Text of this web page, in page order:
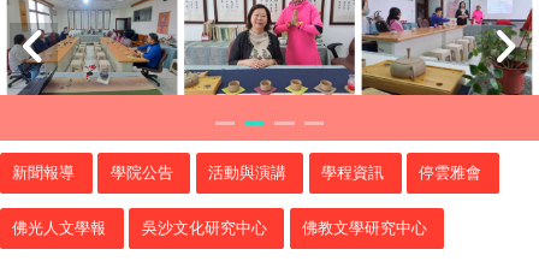
新聞報導 學院公告 活動與演講 學程資訊 停雲雅會
佛光人文學報 吳沙文化研究中心 佛教文學研究中心